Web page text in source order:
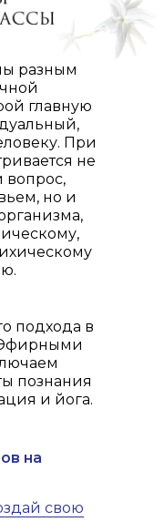
разным
главную
При
не
вопрос,
но и
подхода в
Эфирными
познания
и йога.
на
свою